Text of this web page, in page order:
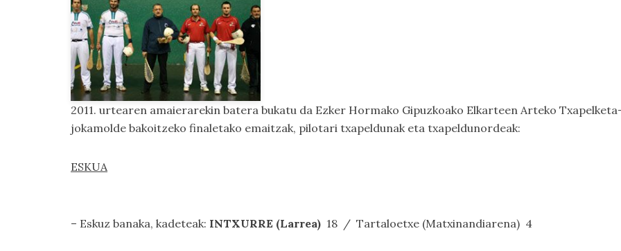
2011. urtearen amaierarekin batera bukatu da Ezker Hormako Gipuzkoako Elkarteen Arteko
jokamolde bakoitzeko finaletako emaitzak, pilotari txapeldunak eta txapeldunordeak:
ESKUA
– Eskuz banaka, kadeteak: INTXURRE (Larrea) 18 / Tartaloetxe (Matxinandiarena) 4